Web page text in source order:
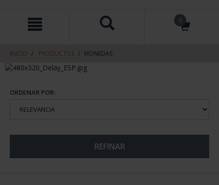
contenido
navegacin
0
INICIO PRODUCTOS MONEDAS
ORDENAR POR:
REFINAR